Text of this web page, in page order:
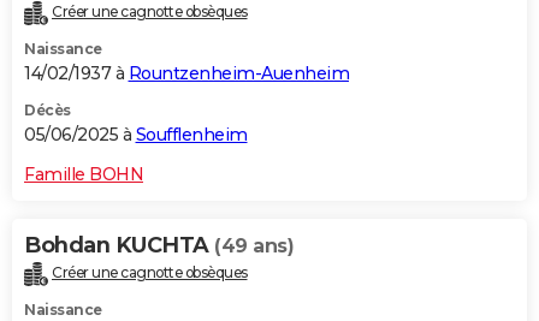
Créer une cagnotte obsèques
Naissance
14/02/1937 à Rountzenheim-Auenheim
Décès
05/06/2025 à Soufflenheim
Famille BOHN
Bohdan KUCHTA (49 ans)
Créer une cagnotte obsèques
Naissance